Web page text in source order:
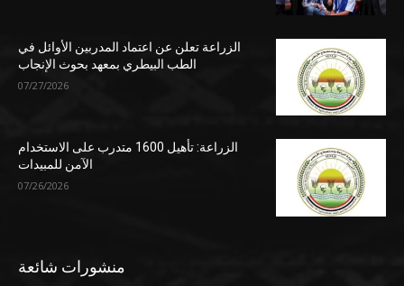
الزراعة تعلن عن اعتماد المدربين الأوائل في
الطب البيطري بمعهد بحوث الإنجاب
07/27/2026
الزراعة: تأهيل 1600 متدرب على الاستخدام
الآمن للمبيدات
07/26/2026
منشورات شائعة